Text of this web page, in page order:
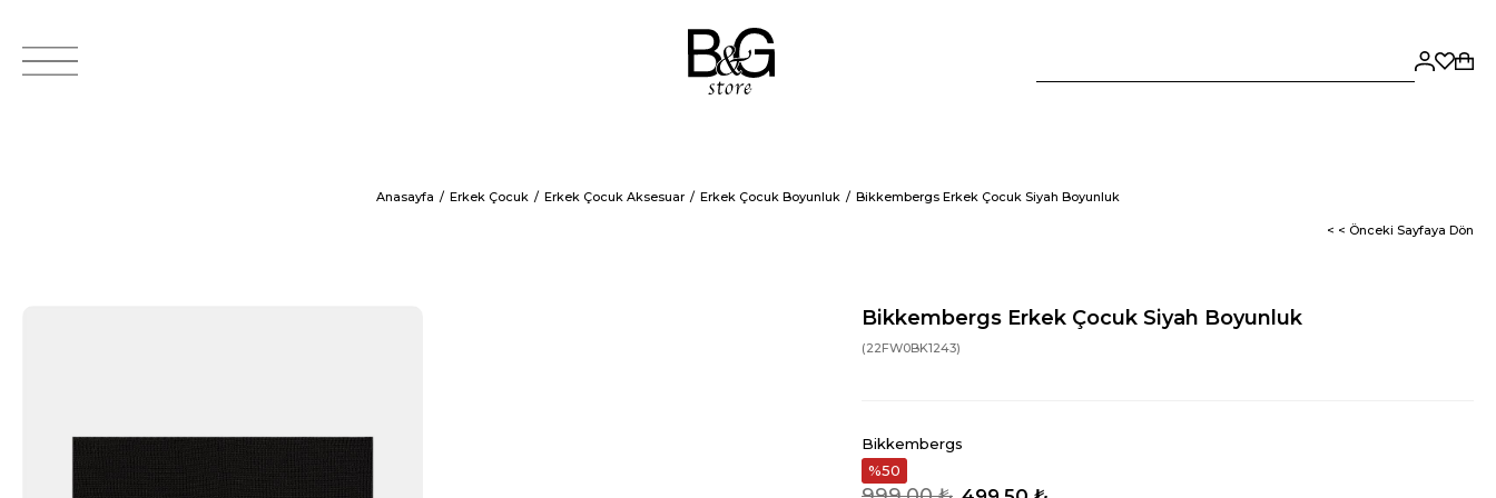
Anasayfa Erkek Çocuk Erkek Çocuk Aksesuar Erkek Çocuk Boyunluk Bikkembergs Erkek Çocuk Siyah Boyunluk
< < Önceki Sayfaya Dön
Bikkembergs Erkek Çocuk Siyah Boyunluk
(22FW0BK1243)
Bikkembergs
50